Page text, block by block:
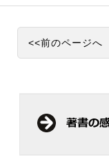
<<前のページへ